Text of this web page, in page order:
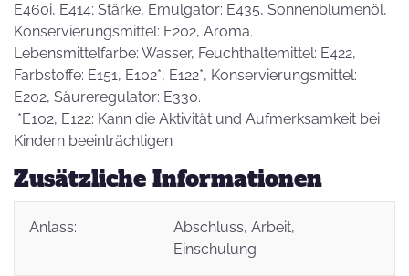
E460i, E414; Stärke, Emulgator: E435, Sonnenblumenöl,
Konservierungsmittel: E202, Aroma.
Lebensmittelfarbe: Wasser, Feuchthaltemittel: E422,
Farbstoffe: E151, E102*, E122*, Konservierungsmittel:
E202, Säureregulator: E330.
*E102, E122: Kann die Aktivität und Aufmerksamkeit bei
Kindern beeinträchtigen
Zusätzliche Informationen
Anlass: Abschluss, Arbeit,
Einschulung